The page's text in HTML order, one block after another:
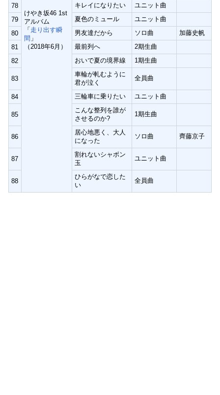
けやき坂46 1st
アルバム
「 走り出す瞬
間 」
（2018年6月）
78
キレイになりたい
ユニット曲
79
夏色のミュール
ユニット曲
80
男友達だから ソロ曲
加藤史帆
81
最前列へ
2期生曲
82
おいで夏の境界線 1期生曲
83
車輪が軋むように
君が泣く
全員曲
84 三輪車に乗りたい ユニット曲
85
こんな整列を誰が
させるのか?
1期生曲
86
居心地悪く、大人
になった
ソロ曲 齊藤京子
87
割れないシャボン
玉
ユニット曲
88
ひらがなで恋した
い
全員曲